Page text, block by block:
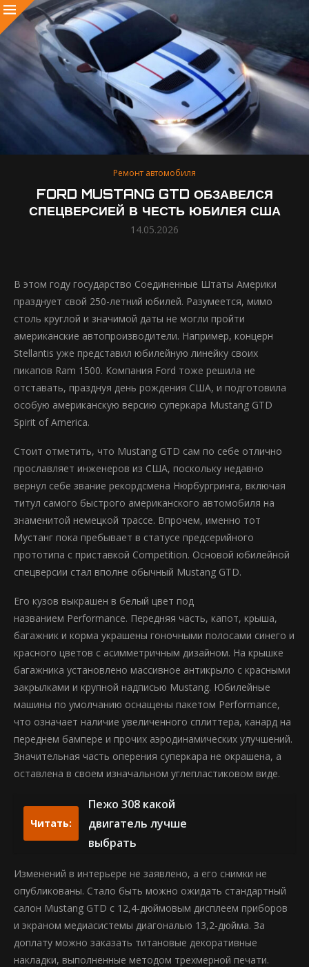
Ремонт автомобиля
FORD MUSTANG GTD ОБЗАВЕЛСЯ
СПЕЦВЕРСИЕЙ В ЧЕСТЬ ЮБИЛЕЯ США
14.05.2026
В этом году государство Соединенные Штаты Америки
празднует свой 250-летний юбилей. Разумеется, мимо
столь круглой и значимой даты не могли пройти
американские автопроизводители. Например, концерн
Stellantis уже представил юбилейную линейку своих
пикапов Ram 1500. Компания Ford тоже решила не
отставать, празднуя день рождения США, и подготовила
особую американскую версию суперкара Mustang GTD
Spirit of America.
Стоит отметить, что Mustang GTD сам по себе отлично
прославляет инженеров из США, поскольку недавно
вернул себе звание рекордсмена Нюрбургринга, включая
титул самого быстрого американского автомобиля на
знаменитой немецкой трассе. Впрочем, именно тот
Мустанг пока пребывает в статусе предсерийного
прототипа с приставкой Competition. Основой юбилейной
спецверсии стал вполне обычный Mustang GTD.
Его кузов выкрашен в белый цвет под
названием Performance. Передняя часть, капот, крыша,
багажник и корма украшены гоночными полосами синего и
красного цветов с асимметричным дизайном. На крышке
багажника установлено массивное антикрыло с красными
закрылками и крупной надписью Mustang. Юбилейные
машины по умолчанию оснащены пакетом Performance,
что означает наличие увеличенного сплиттера, канард на
переднем бампере и прочих аэродинамических улучшений.
Значительная часть оперения суперкара не окрашена, а
оставлена в своем изначальном углепластиковом виде.
Читать:
Пежо 308 какой
двигатель лучше
выбрать
Изменений в интерьере не заявлено, а его снимки не
опубликованы. Стало быть можно ожидать стандартный
салон Mustang GTD с 12,4-дюймовым дисплеем приборов
и экраном медиасистемы диагональю 13,2-дюйма. За
доплату можно заказать титановые декоративные
накладки, выполненные методом трехмерной печати.